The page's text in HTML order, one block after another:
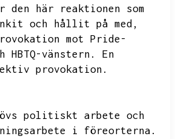
den här reaktionen som
och hållit på med,
mot Pride-
HBTQ-vänstern.
En
provokation.
politiskt arbete och
i föreorterna.